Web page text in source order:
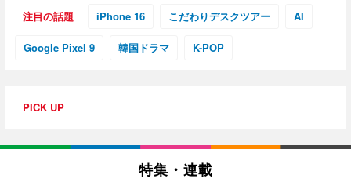
注目の話題 iPhone 16 こだわりデスクツアー AI
Google Pixel 9 韓国ドラマ K-POP
PICK UP
特集・連載